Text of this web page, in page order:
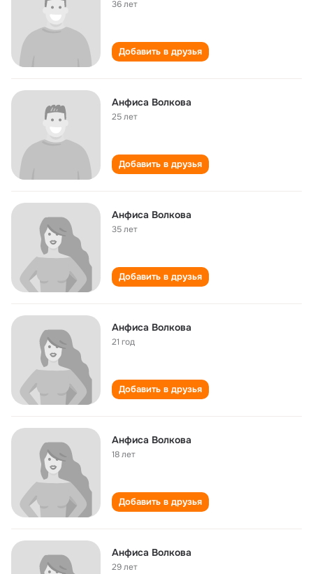
36 лет
Добавить в друзья
Анфиса Волкова
25 лет
Добавить в друзья
Анфиса Волкова
35 лет
Добавить в друзья
Анфиса Волкова
21 год
Добавить в друзья
Анфиса Волкова
18 лет
Добавить в друзья
Анфиса Волкова
29 лет